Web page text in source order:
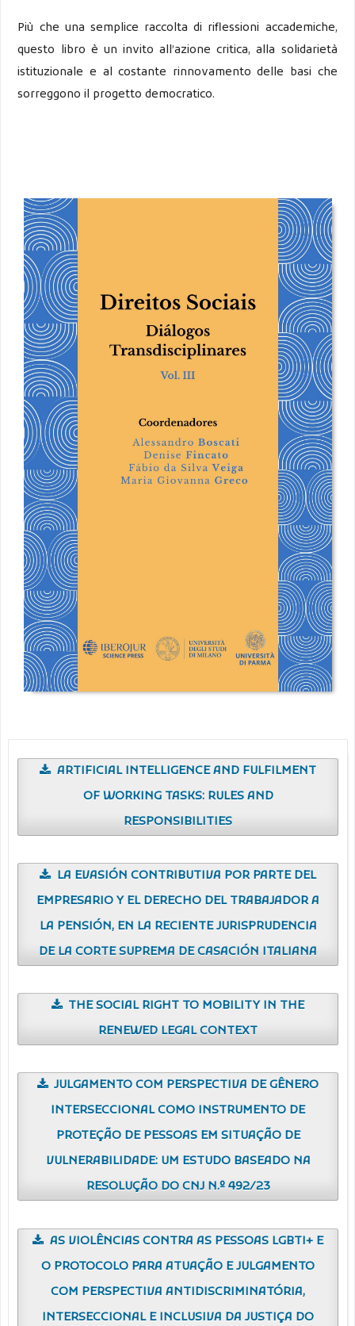
Più che una semplice raccolta di riflessioni accademiche,
questo libro è un invito all’azione critica, alla solidarietà
istituzionale e al costante rinnovamento delle basi che
sorreggono il progetto democratico.
ARTIFICIAL INTELLIGENCE AND FULFILMENT
OF WORKING TASKS: RULES AND
RESPONSIBILITIES
LA EVASIÓN CONTRIBUTIVA POR PARTE DEL
EMPRESARIO Y EL DERECHO DEL TRABAJADOR A
LA PENSIÓN, EN LA RECIENTE JURISPRUDENCIA
DE LA CORTE SUPREMA DE CASACIÓN ITALIANA
THE SOCIAL RIGHT TO MOBILITY IN THE
RENEWED LEGAL CONTEXT
JULGAMENTO COM PERSPECTIVA DE GÊNERO
INTERSECCIONAL COMO INSTRUMENTO DE
PROTEÇÃO DE PESSOAS EM SITUAÇÃO DE
VULNERABILIDADE: UM ESTUDO BASEADO NA
RESOLUÇÃO DO CNJ N.º 492/23
AS VIOLÊNCIAS CONTRA AS PESSOAS LGBTI+ E
O PROTOCOLO PARA ATUAÇÃO E JULGAMENTO
COM PERSPECTIVA ANTIDISCRIMINATÓRIA,
INTERSECCIONAL E INCLUSIVA DA JUSTIÇA DO